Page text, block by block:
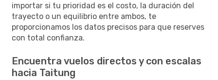
importar si tu prioridad es el costo, la duración del
trayecto o un equilibrio entre ambos, te
proporcionamos los datos precisos para que reserves
con total confianza.
Encuentra vuelos directos y con escalas
hacia Taitung